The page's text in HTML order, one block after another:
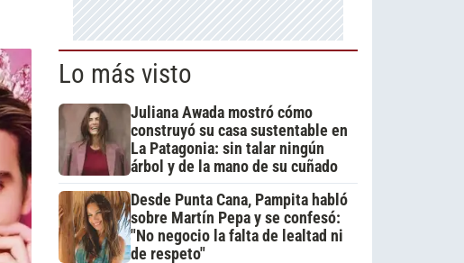
Lo más visto
Juliana Awada mostró cómo
construyó su casa sustentable en
La Patagonia: sin talar ningún
árbol y de la mano de su cuñado
Desde Punta Cana, Pampita habló
sobre Martín Pepa y se confesó:
"No negocio la falta de lealtad ni
de respeto"